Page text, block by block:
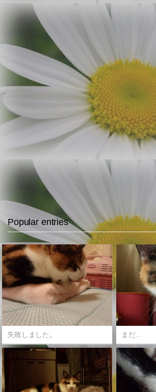
Popular entries
失敗しました。 まだ…